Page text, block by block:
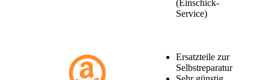
(Einschick-
Service)
Ersatzteile zur
Selbstreparatur